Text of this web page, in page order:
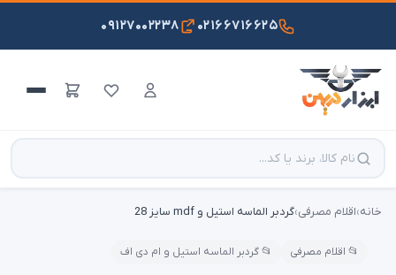
۰۲۱۶۶۷۱۶۶۲۵ ۰۹۱۲۷۰۰۲۲۳۸
خانه›اقلام مصرفی›گردبر الماسه استیل و mdf سایز 28
📂 اقلام مصرفی 📂 گردبر الماسه استیل و ام دی اف